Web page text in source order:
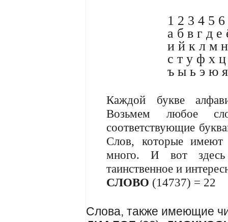
1 2 3 4 5
а б в г д е
и й к л м
с т у ф х
ъ ы ь э ю я
Каждой букве
Возьмем любое
соответствующие
Слов, которые
много. И вот здесь
таинственное и
СЛОВО (14737) = 22
Слова, также имеющие